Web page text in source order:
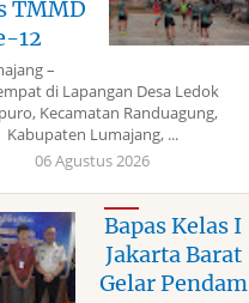
TMMD
12
–
di Lapangan Desa Ledok
Kecamatan Randuagung,
Kabupaten Lumajang, ...
06 Agustus 2026
Bapas Kelas I
Jakarta Barat
Gelar Pendam